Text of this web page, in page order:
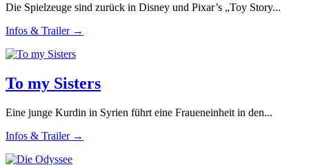
Die Spielzeuge sind zurück in Disney und Pixar’s „Toy Story...
Infos & Trailer →
To my Sisters
Eine junge Kurdin in Syrien führt eine Fraueneinheit in den...
Infos & Trailer →